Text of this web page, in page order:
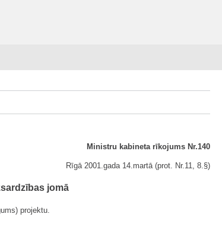
Ministru kabineta rīkojums Nr.140
Rīgā 2001.gada 14.martā (prot. Nr.11, 8.§)
jomā
projektu.